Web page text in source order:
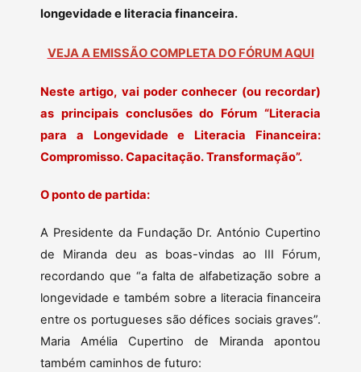
longevidade e literacia financeira.
VEJA A EMISSÃO COMPLETA DO FÓRUM AQUI
Neste artigo, vai poder conhecer (ou recordar)
as principais conclusões do Fórum “Literacia
para a Longevidade e Literacia Financeira:
Compromisso. Capacitação. Transformação”.
O ponto de partida:
A Presidente da Fundação Dr. António Cupertino
de Miranda deu as boas-vindas ao III Fórum,
recordando que “a falta de alfabetização sobre a
longevidade e também sobre a literacia financeira
entre os portugueses são défices sociais graves”.
Maria Amélia Cupertino de Miranda apontou
também caminhos de futuro: